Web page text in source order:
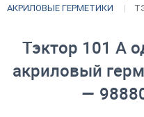
АКРИЛОВЫЕ ГЕРМЕТИКИ
Тэктор 101 А
акриловый
—